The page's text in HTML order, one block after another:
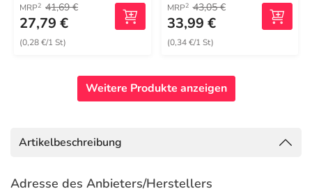
MRP2 41,69 €
27,79 €
(0,28 €/1 St)
MRP2 43,05 €
33,99 €
(0,34 €/1 St)
Weitere Produkte anzeigen
Artikelbeschreibung
Adresse des Anbieters/Herstellers